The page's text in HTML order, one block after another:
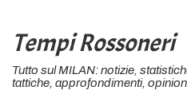
Vai
contenuto
Tempi Rossoneri
Tutto sul MILAN: notizie,
tattiche, approfondimenti,